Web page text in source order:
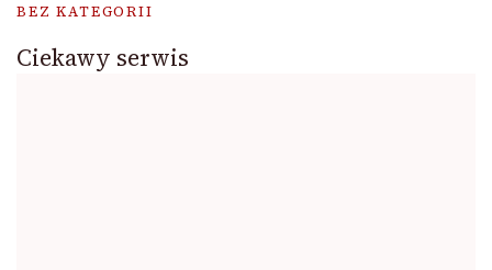
BEZ KATEGORII
Ciekawy serwis